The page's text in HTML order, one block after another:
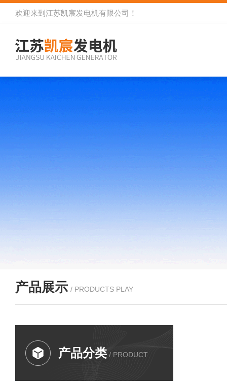
欢迎来到 江苏凯宸发电机有限公司 ！
产品展示 / PRODUCTS PLAY
产品分类 / PRODUCT